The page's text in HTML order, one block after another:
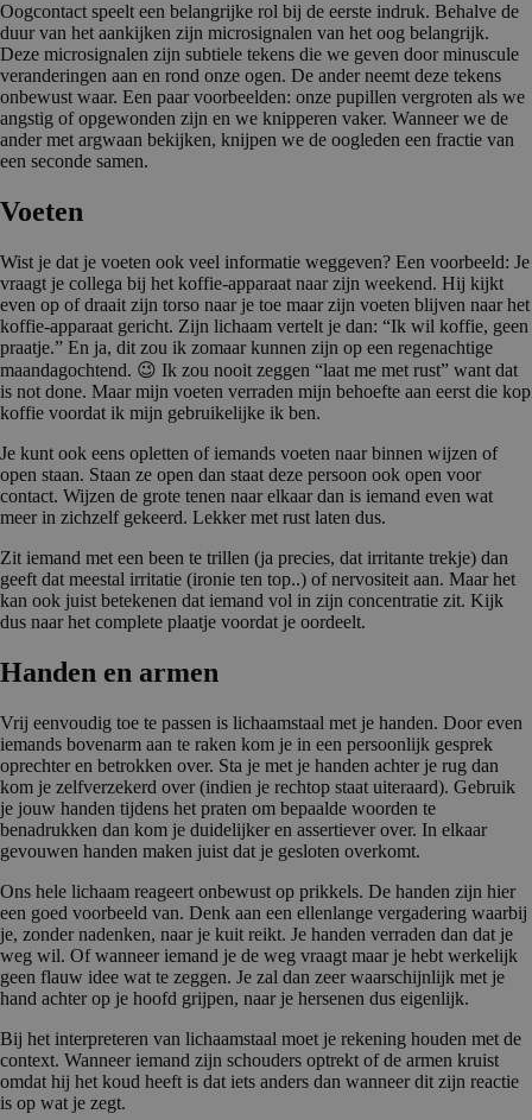
Oogcontact speelt een belangrijke rol bij de eerste indruk. Behalve de
duur van het aankijken zijn microsignalen van het oog belangrijk.
Deze microsignalen zijn subtiele tekens die we geven door minuscule
veranderingen aan en rond onze ogen. De ander neemt deze tekens
onbewust waar. Een paar voorbeelden: onze pupillen vergroten als we
angstig of opgewonden zijn en we knipperen vaker. Wanneer we de
ander met argwaan bekijken, knijpen we de oogleden een fractie van
een seconde samen.
Voeten
Wist je dat je voeten ook veel informatie weggeven? Een voorbeeld: Je
vraagt je collega bij het koffie-apparaat naar zijn weekend. Hij kijkt
even op of draait zijn torso naar je toe maar zijn voeten blijven naar het
koffie-apparaat gericht. Zijn lichaam vertelt je dan: “Ik wil koffie, geen
praatje.” En ja, dit zou ik zomaar kunnen zijn op een regenachtige
maandagochtend. 😉 Ik zou nooit zeggen “laat me met rust” want dat
is not done. Maar mijn voeten verraden mijn behoefte aan eerst die kop
koffie voordat ik mijn gebruikelijke ik ben.
Je kunt ook eens opletten of iemands voeten naar binnen wijzen of
open staan. Staan ze open dan staat deze persoon ook open voor
contact. Wijzen de grote tenen naar elkaar dan is iemand even wat
meer in zichzelf gekeerd. Lekker met rust laten dus.
Zit iemand met een been te trillen (ja precies, dat irritante trekje) dan
geeft dat meestal irritatie (ironie ten top..) of nervositeit aan. Maar het
kan ook juist betekenen dat iemand vol in zijn concentratie zit. Kijk
dus naar het complete plaatje voordat je oordeelt.
Handen en armen
Vrij eenvoudig toe te passen is lichaamstaal met je handen. Door even
iemands bovenarm aan te raken kom je in een persoonlijk gesprek
oprechter en betrokken over. Sta je met je handen achter je rug dan
kom je zelfverzekerd over (indien je rechtop staat uiteraard). Gebruik
je jouw handen tijdens het praten om bepaalde woorden te
benadrukken dan kom je duidelijker en assertiever over. In elkaar
gevouwen handen maken juist dat je gesloten overkomt.
Ons hele lichaam reageert onbewust op prikkels. De handen zijn hier
een goed voorbeeld van. Denk aan een ellenlange vergadering waarbij
je, zonder nadenken, naar je kuit reikt. Je handen verraden dan dat je
weg wil. Of wanneer iemand je de weg vraagt maar je hebt werkelijk
geen flauw idee wat te zeggen. Je zal dan zeer waarschijnlijk met je
hand achter op je hoofd grijpen, naar je hersenen dus eigenlijk.
Bij het interpreteren van lichaamstaal moet je rekening houden met de
context. Wanneer iemand zijn schouders optrekt of de armen kruist
omdat hij het koud heeft is dat iets anders dan wanneer dit zijn reactie
is op wat je zegt.